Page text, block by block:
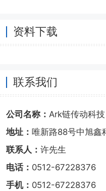
资料下载
联系我们
公司名称： Ark链传动科
地址： 唯新路88号中旭鑫
联系人： 许先生
电话： 0512-67228376
手机： 0512-67228376